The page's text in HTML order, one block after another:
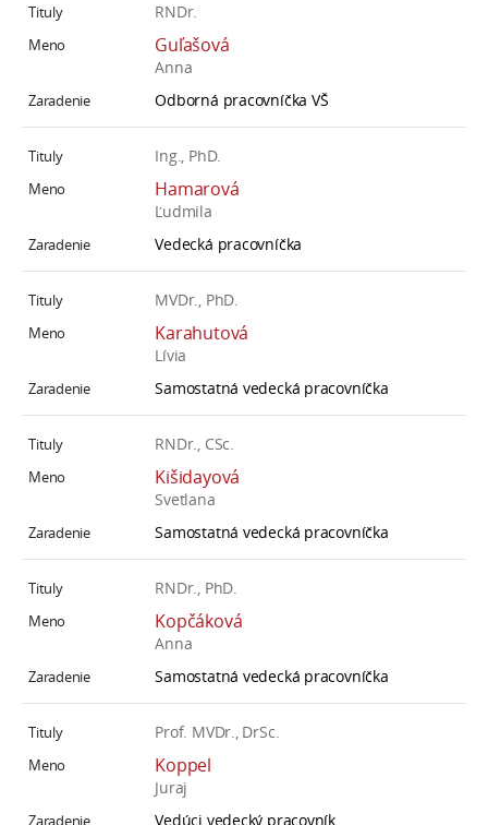
RNDr.
Guľašová
Anna
Odborná pracovníčka VŠ
Ing., PhD.
Hamarová
Ľudmila
Vedecká pracovníčka
MVDr., PhD.
Karahutová
Lívia
Samostatná vedecká pracovníčka
RNDr., CSc.
Kišidayová
Svetlana
Samostatná vedecká pracovníčka
RNDr., PhD.
Kopčáková
Anna
Samostatná vedecká pracovníčka
Prof. MVDr., DrSc.
Koppel
Juraj
Vedúci vedecký pracovník